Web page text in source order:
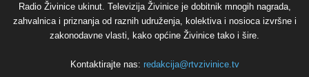
Radio Živinice ukinut. Televizija Živinice je dobitnik mnogih nagrada,
zahvalnica i priznanja od raznih udruženja, kolektiva i nosioca izvršne i
zakonodavne vlasti, kako općine Živinice tako i šire.
Kontaktirajte nas: redakcija@rtvzivinice.tv